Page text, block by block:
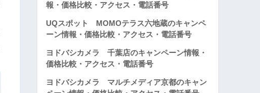
報・価格比較・アクセス・電話番号
UQスポット MOMOテラス六地蔵のキャンペ
ーン情報・価格比較・アクセス・電話番号
ヨドバシカメラ 千葉店のキャンペーン情報・
価格比較・アクセス・電話番号
ヨドバシカメラ マルチメディア京都のキャン